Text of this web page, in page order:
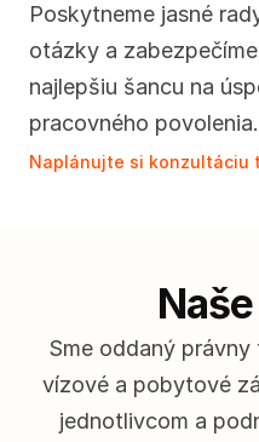
Poskytneme jasné
otázky a
najlepšiu šancu na
pracovného povolenia.
Naplánujte si konzultáciu
Sme oddaný právny
vízové a pobytové
jednotlivcom a